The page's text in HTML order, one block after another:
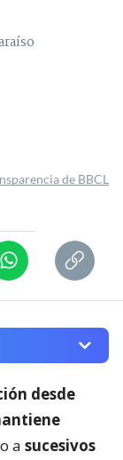
de BBCL
desde
a sucesivos